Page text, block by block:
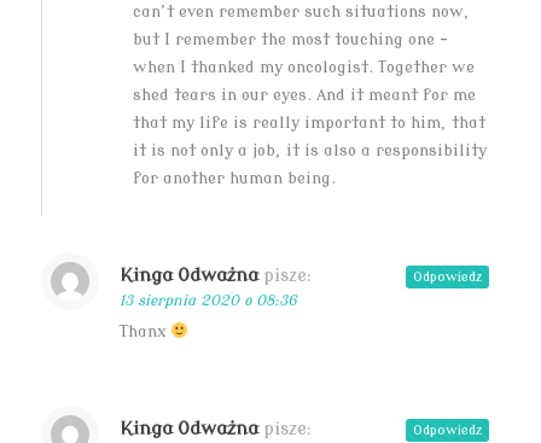
can’t even remember such situations now,
but I remember the most touching one –
when I thanked my oncologist. Together we
shed tears in our eyes. And it meant for me
that my life is really important to him, that
it is not only a job, it is also a responsibility
for another human being.
Kinga Odważna pisze:
13 sierpnia 2020 o 08:36
Thanx
Odpowiedz
Kinga Odważna pisze: Odpowiedz